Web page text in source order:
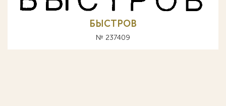
БЫСТРОВ
№ 237409